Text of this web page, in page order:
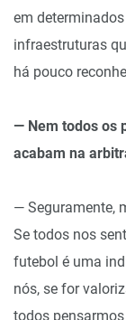
em
infraestruturas
há pouco
— Nem todos os
acabam na
— Seguramente,
Se todos nos
futebol é uma
nós, se for
todos